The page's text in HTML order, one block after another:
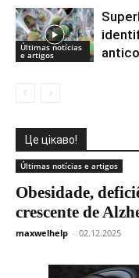
Últimas notícias
e artigos
Це цікаво!
Últimas notícias e artigos
Obesidade,
crescente de
maxwelhelp - 02.12.2025